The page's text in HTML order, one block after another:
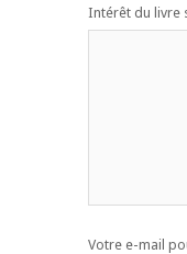
Intérêt du livre
Votre e-mail